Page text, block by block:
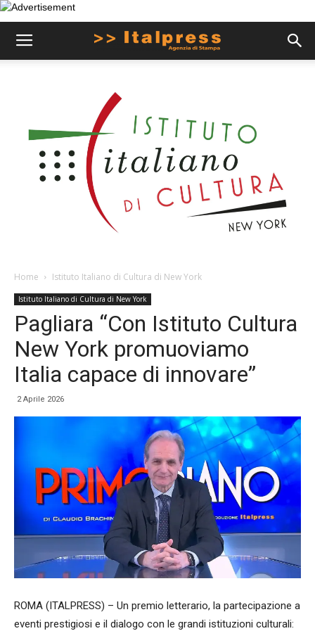
Home Istituto Italiano di Cultura di New York
Istituto Italiano di Cultura di New York
Pagliara “Con Istituto Cultura
New York promuoviamo
Italia capace di innovare”
2 Aprile 2026
ROMA (ITALPRESS) – Un premio letterario, la partecipazione a
eventi prestigiosi e il dialogo con le grandi istituzioni culturali: